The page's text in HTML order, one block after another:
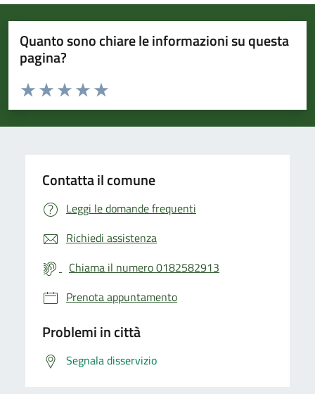
Quanto sono chiare le informazioni su questa
pagina?
Valuta da 1 a 5 stelle la pagina
Valuta 5 stelle su 5
Valuta 4 stelle su 5
Valuta 3 stelle su 5
Valuta 2 stelle su 5
Valuta 1 stelle su 5
Contatta il comune
Leggi le domande frequenti
Richiedi assistenza
Chiama il numero 0182582913
Prenota appuntamento
Problemi in città
Segnala disservizio